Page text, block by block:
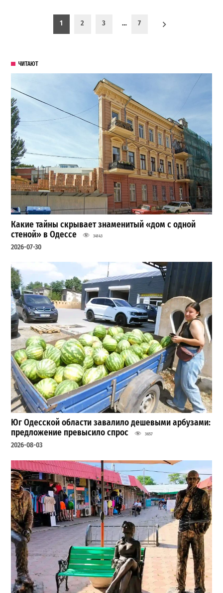
Пагинация записей
1 2 3 … 7
ЧИТАЮТ
Какие тайны скрывает знаменитый «дом с одной
стеной» в Одессе
34143
2026-07-30
Юг Одесской области завалило дешевыми арбузами:
предложение превысило спрос
3657
2026-08-03